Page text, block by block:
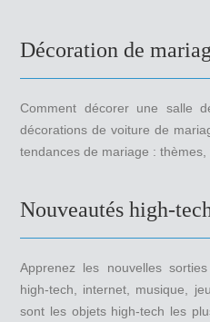
Décoration de
Comment décorer une salle
décorations de voiture de
tendances de mariage :
Nouveautés high-
Apprenez les nouvelles
high-tech, internet, musique,
sont les objets high-tech les